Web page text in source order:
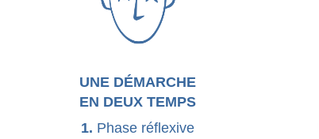
UNE DÉMARCHE
EN DEUX TEMPS
1. Phase réflexive